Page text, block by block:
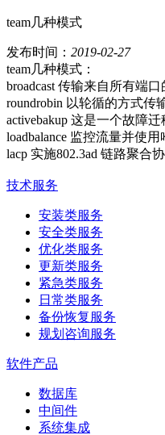
team几种模式
发布时间： 2019-02-27
team几种模式：
broadcast 传输来自所有端口
roundrobin 以轮循的方式传
activebakup 这是一个故障
loadbalance 监控流量并使
lacp 实施802.3ad 链路聚合
技术服务
安装类服务
安全类服务
优化类服务
更新类服务
紧急类服务
日常类服务
备份恢复服务
规划咨询服务
软件产品
数据库
中间件
系统集成